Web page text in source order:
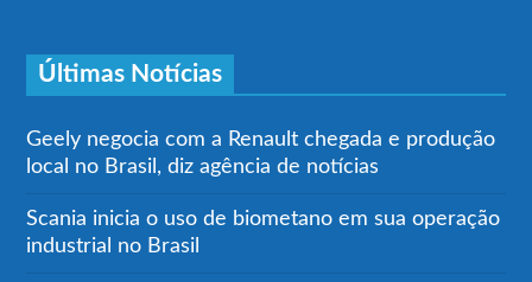
Últimas Notícias
Geely negocia com a Renault chegada e produção
local no Brasil, diz agência de notícias
Scania inicia o uso de biometano em sua operação
industrial no Brasil